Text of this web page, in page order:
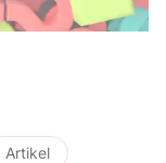
Artikel